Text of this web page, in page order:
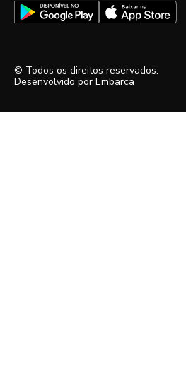
© Todos os direitos reservados.
Desenvolvido por Embarca